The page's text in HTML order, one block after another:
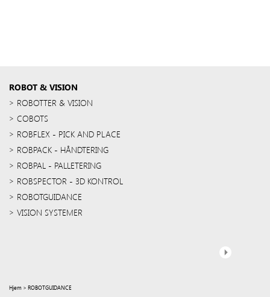
ROBOT & VISION
ROBOTTER & VISION
COBOTS
ROBFLEX - PICK AND PLACE
ROBPACK - HÅNDTERING
ROBPAL - PALLETERING
ROBSPECTOR - 3D KONTROL
ROBOTGUIDANCE
VISION SYSTEMER
Hjem > ROBOTGUIDANCE